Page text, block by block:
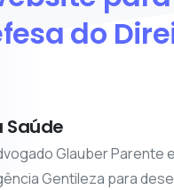
do
Saúde
Glauber Parente
Gentileza para